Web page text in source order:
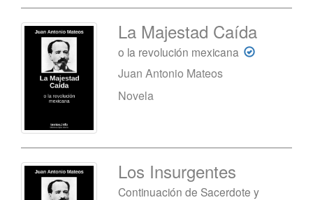
La Majestad Caída
o la revolución mexicana
Juan Antonio Mateos
Novela
Los Insurgentes
Continuación de Sacerdote y